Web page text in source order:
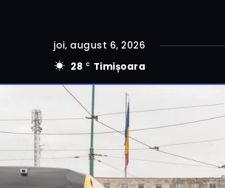
joi, august 6, 2026
28 C Timișoara